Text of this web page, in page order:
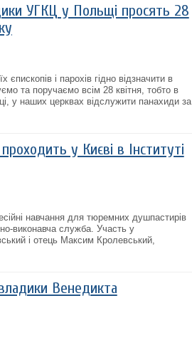
УГКЦ у Польщі просять 28
і парохів гідно відзначити в
та поручаємо всім 28 квітня, тобто в
у наших церквах відслужити панахиди за
у Києві в Інституті
навчання для тюремних душпастирів
виконавча служба. Участь у
і отець Максим Кролевський,
Венедикта